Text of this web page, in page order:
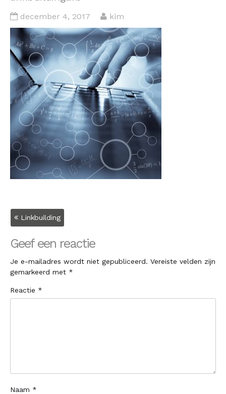
december 4, 2017 kim
Bericht
navigatie
Linkbuilding
Geef een reactie
Je e-mailadres wordt niet gepubliceerd. Vereiste velden zijn
gemarkeerd met *
Reactie *
Naam *